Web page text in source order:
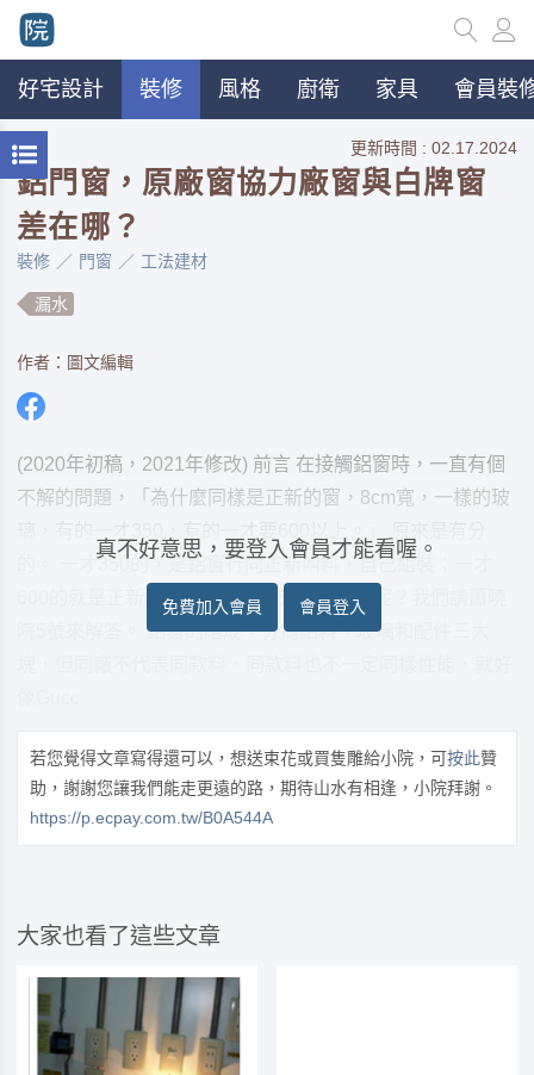
好宅設計 裝修 風格 廚衛 家具 會員裝
更新時間 : 02.17.2024
鋁門窗，原廠窗協力廠窗與白牌窗
差在哪？
裝修 門窗 工法建材
漏水
作者：圖文編輯
(2020年初稿，2021年修改) 前言 在接觸鋁窗時，一直有個
不解的問題，「為什麼同樣是正新的窗，8cm寬，一樣的玻
的。 一才350的，是鋁窗行向正新叫料，自己組裝；一才
600的就是正新原廠出品。兩者有什麼差異呢？我們請蕭曉
院5號來解答。 鋁窗的組成，分為鋁料、玻璃和配件三大
真不好意思，要登入會員才能看喔。
免費加入會員 會員登入
若您覺得文章寫得還可以，想送束花或買隻雕給小院，可按此贊
助，謝謝您讓我們能走更遠的路，期待山水有相逢，小院拜謝。
https://p.ecpay.com.tw/B0A544A
大家也看了這些文章